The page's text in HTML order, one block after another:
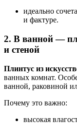
идеально
и фактуре.
2. В ванной —
и стеной
Плинтус из
ванных комнат.
ванной, раковиной
Почему это важно:
высокая